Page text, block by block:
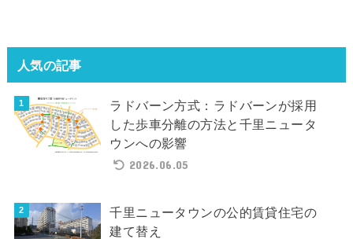
人気の記事
ラドバーン方式：ラドバーンが採用
した歩車分離の方法と千里ニュータ
ウンへの影響
2026.06.05
千里ニュータウンの公的賃貸住宅の
建て替え